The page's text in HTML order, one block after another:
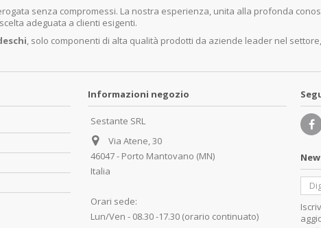
senza compromessi. La nostra esperienza, unita alla profonda
adeguata a clienti esigenti.
, solo componenti di alta qualità prodotti da aziende leader nel
Informazioni negozio
Sestante SRL
Via Atene, 30
46047 - Porto Mantovano (MN)
Italia
Orari sede:
Lun/Ven - 08.30 -17.30 (orario continuato)